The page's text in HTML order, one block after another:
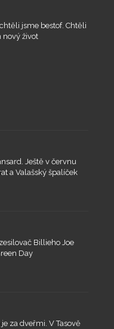
jsme bestof. Chtěli
nový život
Ještě v červnu
a Valašský špalíček
Billieho Joe
Day
za dveřmi. V Tasově